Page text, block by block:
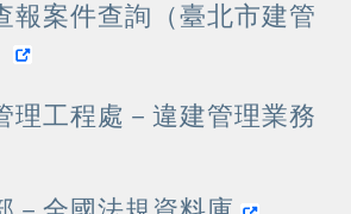
報案件查詢（臺北市建管
理工程處－違建管理業務